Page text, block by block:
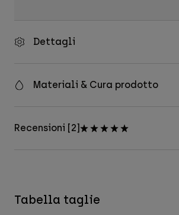
Dettagli
Materiali & Cura prodotto
Recensioni [2]
Tabella taglie